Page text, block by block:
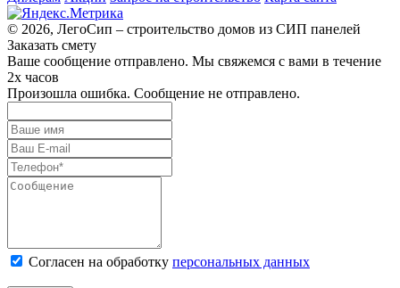
© 2026, ЛегоСип – строительство домов из СИП панелей
Заказать смету
Ваше сообщение отправлено. Мы свяжемся с вами в течение
2х часов
Произошла ошибка. Сообщение не отправлено.
Согласен на обработку персональных данных